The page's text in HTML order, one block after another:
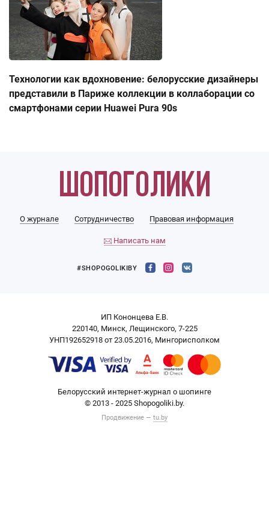
Технологии как вдохновение: белорусские дизайнеры
представили в Париже коллекции в коллаборации со
смартфонами серии Huawei Pura 90s
О журнале Сотрудничество Правовая информация
Написать нам
#SHOPOGOLIKIBY
ИП Кононцева Е.В.
220140, Минск, Лещинского, 7-225
УНП192652918 от 23.05.2016, Мингорисполком
Белорусский интернет-журнал о шопинге
© 2013 - 2025 Shopogoliki.by.
Продвижение — tu.by